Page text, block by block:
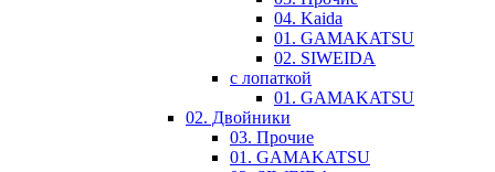
04. Kaida
01. GAMAKATSU
02. SIWEIDA
с лопаткой
01. GAMAKATSU
02. Двойники
03. Прочие
01. GAMAKATSU